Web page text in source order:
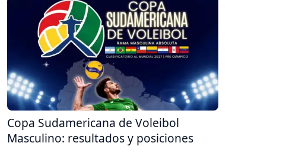
Copa Sudamericana de Voleibol
Masculino: resultados y posiciones